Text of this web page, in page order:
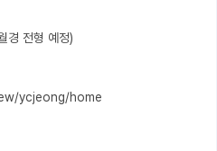
경 전형 예정)